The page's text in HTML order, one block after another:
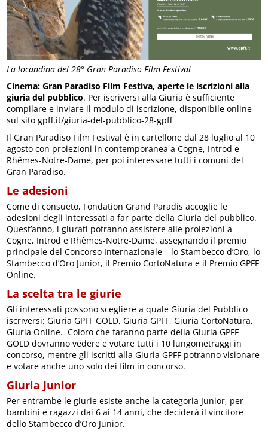
La locandina del 28° Gran Paradiso Film Festival
Cinema: Gran Paradiso Film Festiva, aperte le iscrizioni alla
giuria del pubblico. Per iscriversi alla Giuria è sufficiente
compilare e inviare il modulo di iscrizione, disponibile online
sul sito gpff.it/giuria-del-pubblico-28-gpff
Il Gran Paradiso Film Festival è in cartellone dal 28 luglio al 10
agosto con proiezioni in contemporanea a Cogne, Introd e
Rhêmes-Notre-Dame, per poi interessare tutti i comuni del
Gran Paradiso.
Le adesioni
Come di consueto, Fondation Grand Paradis accoglie le
adesioni degli interessati a far parte della Giuria del pubblico.
Quest’anno, i giurati potranno assistere alle proiezioni a
Cogne, Introd e Rhêmes-Notre-Dame, assegnando il premio
principale del Concorso Internazionale – lo Stambecco d’Oro, lo
Stambecco d’Oro Junior, il Premio CortoNatura e il Premio GPFF
Online.
La scelta tra le giurie
Gli interessati possono scegliere a quale Giuria del Pubblico
iscriversi: Giuria GPFF GOLD, Giuria GPFF, Giuria CortoNatura,
Giuria Online. Coloro che faranno parte della Giuria GPFF
GOLD dovranno vedere e votare tutti i 10 lungometraggi in
concorso, mentre gli iscritti alla Giuria GPFF potranno visionare
e votare anche uno solo dei film in concorso.
Giuria Junior
Per entrambe le giurie esiste anche la categoria Junior, per
bambini e ragazzi dai 6 ai 14 anni, che deciderà il vincitore
dello Stambecco d’Oro Junior.